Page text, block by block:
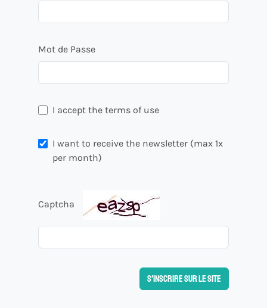
Mot de Passe
I accept the terms of use
I want to receive the newsletter (max 1x
per month)
Captcha
S'inscrire sur le site